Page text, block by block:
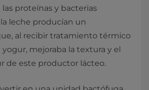
proteínas y bacterias
leche producían un
al recibir tratamiento térmico
yogur, mejoraba la textura y el
de este productor lácteo.